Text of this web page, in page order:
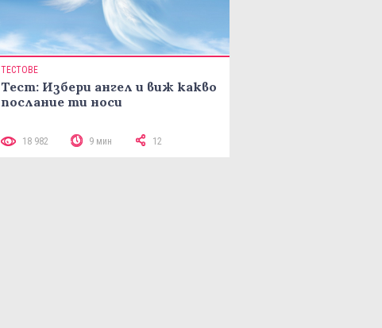
ТЕСТОВЕ
Тест: Избери ангел и виж какво
послание ти носи
18 982 9 мин 12